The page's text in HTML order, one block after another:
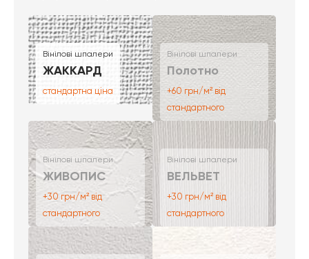
Вінілові шпалери
ЖАККАРД
стандартна ціна
Вінілові шпалери
Полотно
+60 грн/м² від
стандартного
Вінілові шпалери
ЖИВОПИС
+30 грн/м² від
стандартного
Вінілові шпалери
ВЕЛЬВЕТ
+30 грн/м² від
стандартного